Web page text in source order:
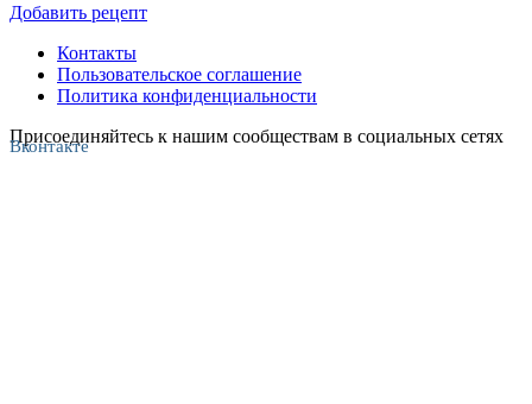
Добавить рецепт
Контакты
Пользовательское соглашение
Политика конфиденциальности
Присоединяйтесь к нашим сообществам в социальных сетях
Вконтакте